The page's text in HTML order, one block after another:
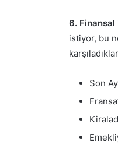
6. Finansal
istiyor, bu
Son